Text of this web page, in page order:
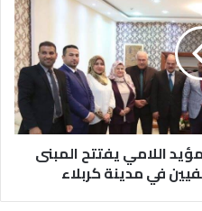
اللامي يفتتح المبنى
في مدينة كربلاء